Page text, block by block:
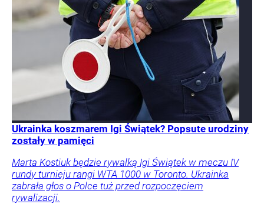
Ukrainka koszmarem Igi Świątek? Popsute urodziny
zostały w pamięci
Marta Kostiuk będzie rywalką Igi Świątek w meczu IV
rundy turnieju rangi WTA 1000 w Toronto. Ukrainka
zabrała głos o Polce tuż przed rozpoczęciem
rywalizacji.